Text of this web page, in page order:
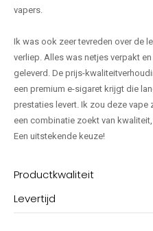
vapers.
Ik was ook zeer tevreden over de
verliep. Alles was netjes verpakt
geleverd. De prijs-
een premium e-sigaret krijgt die
prestaties levert. Ik zou deze vape
een combinatie zoekt van
Een uitstekende keuze!
Productkwaliteit
Levertijd